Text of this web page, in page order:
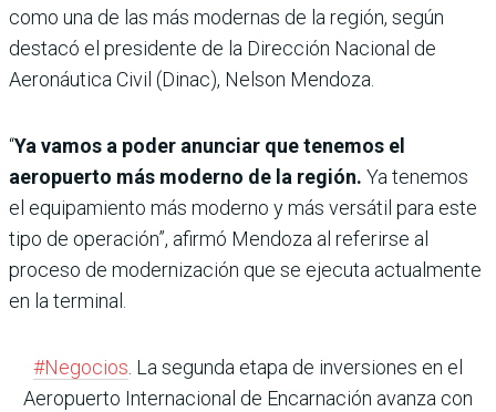
como una de las más modernas de la región, según
destacó el presidente de la Dirección Nacional de
Aeronáutica Civil (Dinac), Nelson Mendoza.
“Ya vamos a poder anunciar que tenemos el
aeropuerto más moderno de la región. Ya tenemos
el equipamiento más moderno y más versátil para este
tipo de operación”, afirmó Mendoza al referirse al
proceso de modernización que se ejecuta actualmente
en la terminal.
#Negocios . La segunda etapa de inversiones en el
Aeropuerto Internacional de Encarnación avanza con